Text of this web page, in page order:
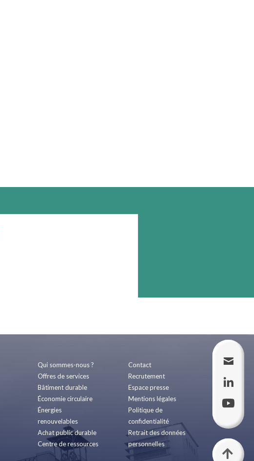
Qui sommes-nous ?
Offres de services
Bâtiment durable
Économie circulaire
Énergies
renouvelables
Achat public durable
Centre de ressources
Contact
Recrutement
Espace presse
Mentions légales
Politique de
confidentialité
Retrait des données
personnelles